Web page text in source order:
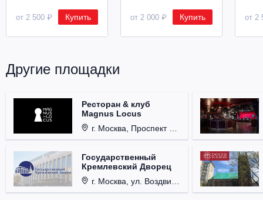
от 2 500 ₽ Купить от 2 000 ₽ Купить от 2
Другие площадки
Ресторан & клуб
Magnus Locus
г. Москва, Проспект Мира, д. 12, стр. 9.
Государственный
Кремлевский Дворец
г. Москва, ул. Воздвиженка, д. 1, Кремль.